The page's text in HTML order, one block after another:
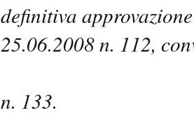
definitiva
25.06.2008 n. 112,
n. 133.